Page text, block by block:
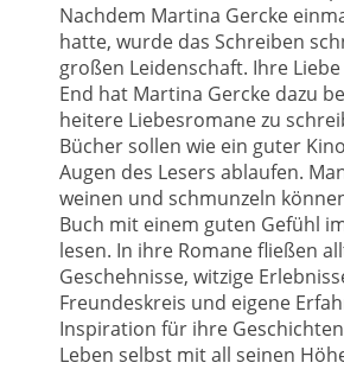
Nachdem Martina Gercke
hatte, wurde das Schreiben
großen Leidenschaft. Ihre
End hat Martina Gercke dazu
heitere Liebesromane zu
Bücher sollen wie ein guter
Augen des Lesers ablaufen.
weinen und schmunzeln
Buch mit einem guten Gefühl
lesen. In ihre Romane fließen
Geschehnisse, witzige
Freundeskreis und eigene
Inspiration für ihre
Leben selbst mit all seinen